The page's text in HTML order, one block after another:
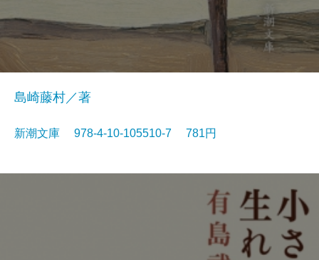
島崎藤村／著
新潮文庫 978-4-10-105510-7 781円